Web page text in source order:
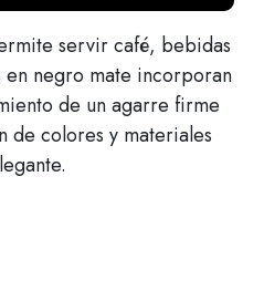
servir café, bebidas
en negro mate incorporan
de un agarre firme
de colores y materiales